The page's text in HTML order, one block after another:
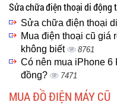
Sửa chữa điện thoại di động
Sửa chữa điện thoại
Mua điện thoại cũ giá
không biết
8761
Có nên mua iPhone 6
đồng?
7471
MUA ĐỒ ĐIỆN MÁY CŨ